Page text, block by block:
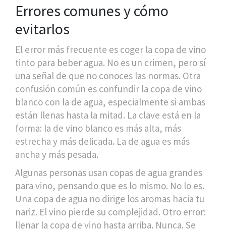
Errores comunes y cómo
evitarlos
El error más frecuente es coger la copa de vino
tinto para beber agua. No es un crimen, pero sí
una señal de que no conoces las normas. Otra
confusión común es confundir la copa de vino
blanco con la de agua, especialmente si ambas
están llenas hasta la mitad. La clave está en la
forma: la de vino blanco es más alta, más
estrecha y más delicada. La de agua es más
ancha y más pesada.
Algunas personas usan copas de agua grandes
para vino, pensando que es lo mismo. No lo es.
Una copa de agua no dirige los aromas hacia tu
nariz. El vino pierde su complejidad. Otro error:
llenar la copa de vino hasta arriba. Nunca. Se